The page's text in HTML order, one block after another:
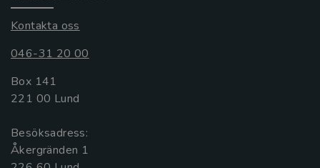
Kontakta oss
046-31 20 00
Box 141
221 00 Lund
Besöksadress:
Åkergränden 1